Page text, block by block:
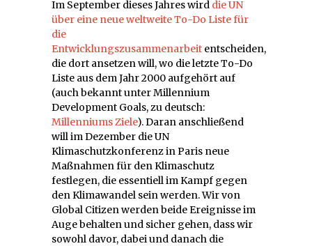
Im September dieses Jahres wird die UN
über eine neue weltweite To-Do Liste für
die
Entwicklungszusammenarbeit entscheiden,
die dort ansetzen will, wo die letzte To-Do
Liste aus dem Jahr 2000 aufgehört auf
(auch bekannt unter Millennium
Development Goals, zu deutsch:
Millenniums Ziele). Daran anschließend
will im Dezember die UN
Klimaschutzkonferenz in Paris neue
Maßnahmen für den Klimaschutz
festlegen, die essentiell im Kampf gegen
den Klimawandel sein werden. Wir von
Global Citizen werden beide Ereignisse im
Auge behalten und sicher gehen, dass wir
sowohl davor, dabei und danach die